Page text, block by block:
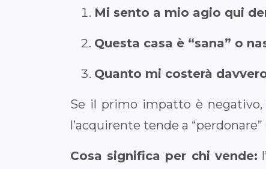
Mi sento a mio agio qui
Questa casa è “sana” o
Quanto mi costerà
Se il primo impatto è
l’acquirente tende a
Cosa significa per chi vende: